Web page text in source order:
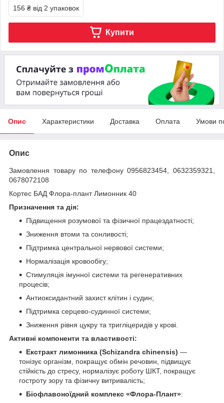
156 ₴ від 2 упаковок
Купити
Опис Характеристики Доставка Оплата Умови
Опис
Замовлення товару по телефону 0956823454, 0632359321,
0678072108
Кортес БАД Флора-плант Лимонник 40
Призначення та дія:
Підвищення розумової та фізичної працездатності;
Зниження втоми та сонливості;
Підтримка центральної нервової системи;
Нормалізація кровообігу;
Стимуляція імунної системи та регенеративних
процесів;
Антиоксидантний захист клітин і судин;
Підтримка серцево-судинної системи;
Зниження рівня цукру та тригліцеридів у крові.
Активні компоненти та властивості:
Екстракт лимонника (Schizandra chinensis) —
тонізує організм, покращує обмін речовин, підвищує
стійкість до стресу, нормалізує роботу ШКТ, покращує
гостроту зору та фізичну витривалість;
Біофлавоноїдний комплекс «Флора-Плант»: